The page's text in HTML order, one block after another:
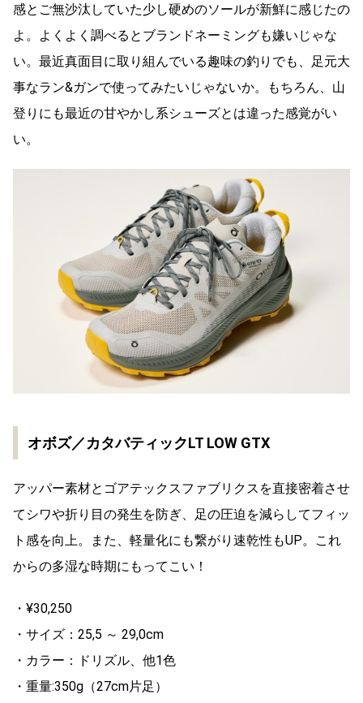
感とご無沙汰していた少し硬めのソールが新鮮に感じたの
よ。よくよく調べるとブランドネーミングも嫌いじゃな
い。最近真面目に取り組んでいる趣味の釣りでも、足元大
事なラン&ガンで使ってみたいじゃないか。もちろん、山
登りにも最近の甘やかし系シューズとは違った感覚がい
い。
オボズ／カタバティックLT LOW GTX
アッパー素材とゴアテックスファブリクスを直接密着させ
てシワや折り目の発生を防ぎ、足の圧迫を減らしてフィッ
ト感を向上。また、軽量化にも繋がり速乾性もUP。これ
からの多湿な時期にもってこい！
・¥30,250
・サイズ：25,5 ～ 29,0cm
・カラー：ドリズル、他1色
・重量:350g（27cm片足）